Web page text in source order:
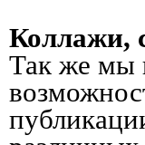
Коллажи,
Так же мы